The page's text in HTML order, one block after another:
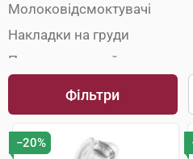
Молоковідсмоктувачі
Накладки на груди
Пакети та контейнери для
Пояси до- і післяпологові
Фільтри
−20%